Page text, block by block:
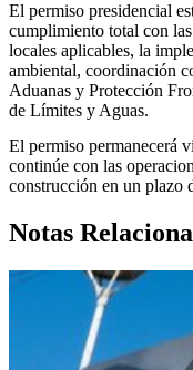
El permiso presidencial
cumplimiento total con
locales aplicables, la
ambiental, coordinación
Aduanas y Protección
de Límites y Aguas.
El permiso permanecerá
continúe con las
construcción en un plazo
Notas